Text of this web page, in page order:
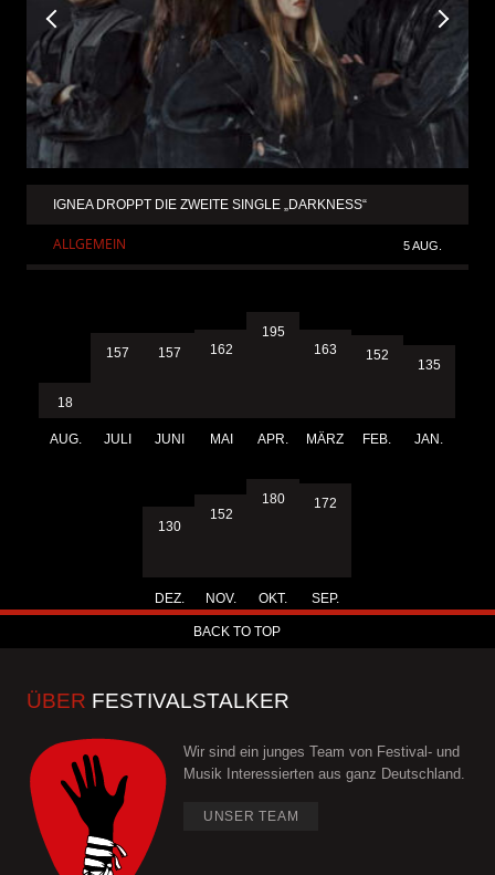
IGNEA DROPPT DIE ZWEITE SINGLE „DARKNESS“
ALLGEMEIN 5 AUG.
18
AUG.
157
JULI
157
JUNI
162
MAI
195
APR.
163
MÄRZ
152
FEB.
135
JAN.
130
DEZ.
152
NOV.
180
OKT.
172
SEP.
BACK TO TOP
ÜBER FESTIVALSTALKER
Wir sind ein junges Team von Festival- und
Musik Interessierten aus ganz Deutschland.
UNSER TEAM